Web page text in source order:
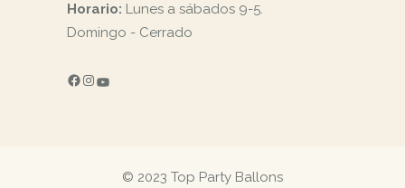
Horario: Lunes a sábados 9-5.
Domingo - Cerrado
FACEBOOK
INSTAGRAM
YOUTUBE
© 2023 Top Party Ballons